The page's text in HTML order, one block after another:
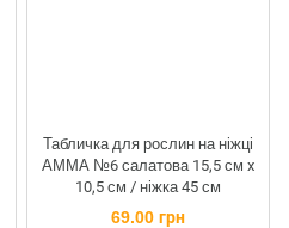
Табличка для рослин на ніжці
АММА №6 салатова 15,5 см x
10,5 см / ніжка 45 см
69.00 грн